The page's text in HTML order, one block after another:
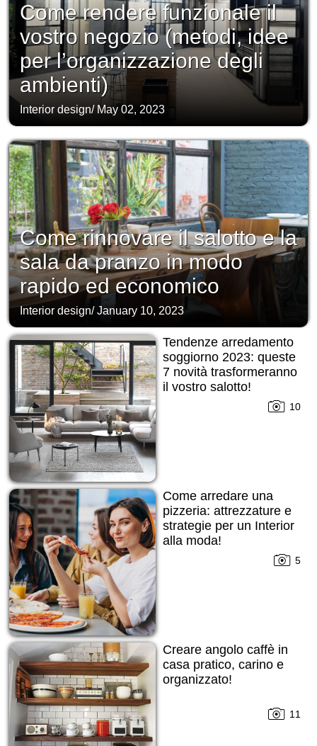
Come rendere funzionale il
vostro negozio (metodi, idee
per l’organizzazione degli
ambienti)
Interior design/ May 02, 2023
Come rinnovare il salotto e la
sala da pranzo in modo
rapido ed economico
Interior design/January 10, 2023
Tendenze arredamento
soggiorno 2023: queste
7 novità trasformeranno
il vostro salotto!
10
Come arredare una
pizzeria: attrezzature e
strategie per un Interior
alla moda!
5
Creare angolo caffè in
casa pratico, carino e
organizzato!
11